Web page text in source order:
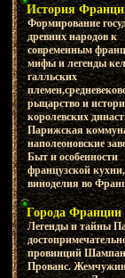
История
Формирование
древних народов к
современным
мифы и легенды
галльских
рыцарство и
королевских
Парижская
наполеоновские
Быт и особенности
французской
виноделия во
Города Франции
Легенды и тайны
провинций
Прованс.